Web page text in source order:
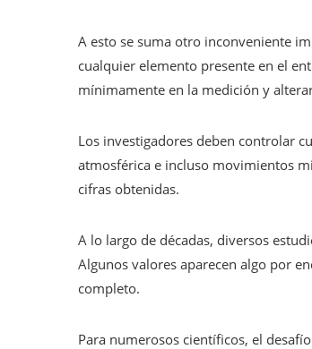
A esto se suma otro inconveniente
cualquier elemento presente en el
mínimamente en la medición y
Los investigadores deben controlar
atmosférica e incluso movimientos
cifras obtenidas.
A lo largo de décadas, diversos
Algunos valores aparecen algo por
completo.
Para numerosos científicos, el